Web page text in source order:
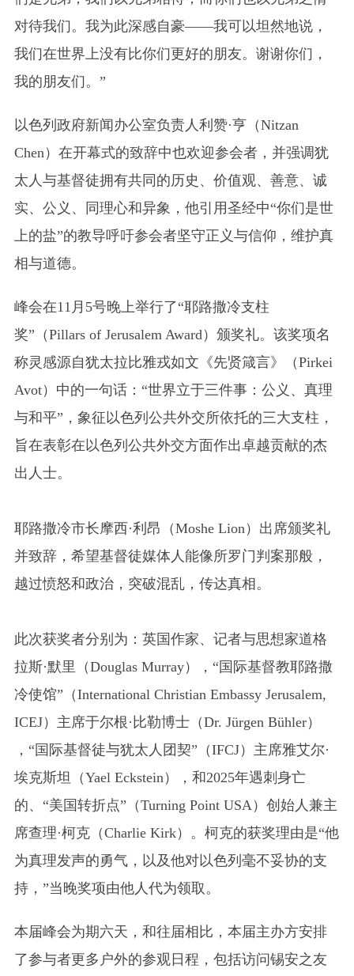
对待我们。我为此深感自豪——我可以坦然地说，
我们在世界上没有比你们更好的朋友。谢谢你们，
我的朋友们。”
以色列政府新闻办公室负责人利赞·亨（Nitzan
Chen）在开幕式的致辞中也欢迎参会者，并强调犹
太人与基督徒拥有共同的历史、价值观、善意、诚
实、公义、同理心和异象，他引用圣经中“你们是世
上的盐”的教导呼吁参会者坚守正义与信仰，维护真
相与道德。
峰会在11月5号晚上举行了“耶路撒冷支柱
奖”（Pillars of Jerusalem Award）颁奖礼。该奖项名
称灵感源自犹太拉比雅戎如文《先贤箴言》（Pirkei
Avot）中的一句话：“世界立于三件事：公义、真理
与和平”，象征以色列公共外交所依托的三大支柱，
旨在表彰在以色列公共外交方面作出卓越贡献的杰
出人士。
耶路撒冷市长摩西·利昂（Moshe Lion）出席颁奖礼
并致辞，希望基督徒媒体人能像所罗门判案那般，
越过愤怒和政治，突破混乱，传达真相。
此次获奖者分别为：英国作家、记者与思想家道格
拉斯·默里（Douglas Murray），“国际基督教耶路撒
冷使馆”（International Christian Embassy Jerusalem,
ICEJ）主席于尔根·比勒博士（Dr. Jürgen Bühler）
，“国际基督徒与犹太人团契”（IFCJ）主席雅艾尔·
埃克斯坦（Yael Eckstein），和2025年遇刺身亡
的、“美国转折点”（Turning Point USA）创始人兼主
席查理·柯克（Charlie Kirk）。柯克的获奖理由是“他
为真理发声的勇气，以及他对以色列毫不妥协的支
持，”当晚奖项由他人代为领取。
本届峰会为期六天，和往届相比，本届主办方安排
了参与者更多户外的参观日程，包括访问锡安之友